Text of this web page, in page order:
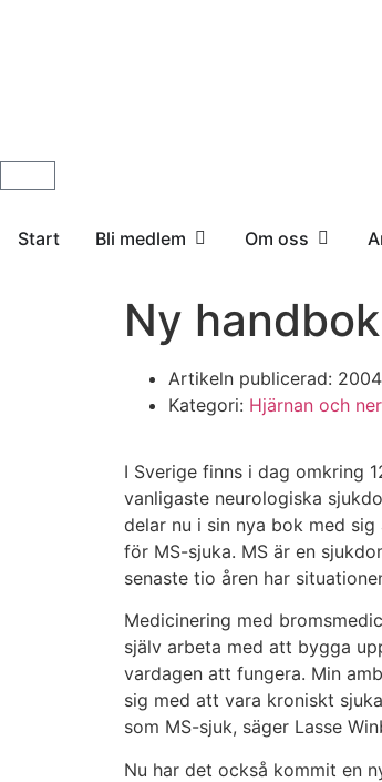
Start Bli medlem Om oss
Ny
Artikeln publicerad:
Kategori: Hjärnan och
I Sverige finns i dag omkring
vanligaste neurologiska
delar nu i sin nya bok med
för MS-sjuka. MS är en
senaste tio åren har
Medicinering med
själv arbeta med att bygga
vardagen att fungera. Min
sig med att vara kroniskt
som MS-sjuk, säger Lasse
Nu har det också kommit en